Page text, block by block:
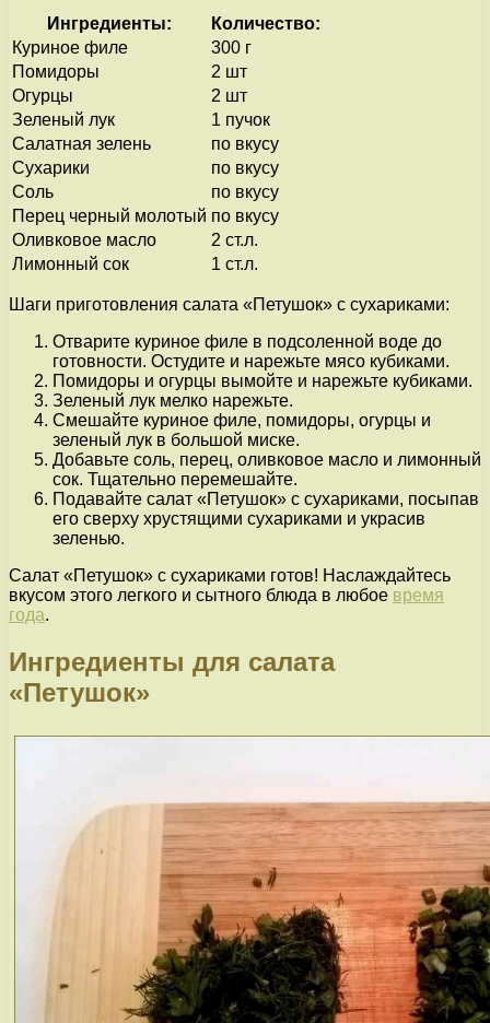
Ингредиенты:
Количество:
Куриное филе
300 г
Помидоры
2 шт
Огурцы
2 шт
Зеленый лук
1 пучок
Салатная зелень
по вкусу
Сухарики
по вкусу
Соль
по вкусу
Перец черный молотый по вкусу
Оливковое масло
2 ст.л.
Лимонный сок
1 ст.л.
Шаги приготовления салата «Петушок» с сухариками:
Отварите куриное филе в подсоленной воде до
готовности. Остудите и нарежьте мясо кубиками.
Помидоры и огурцы вымойте и нарежьте кубиками.
Зеленый лук мелко нарежьте.
Смешайте куриное филе, помидоры, огурцы и
зеленый лук в большой миске.
Добавьте соль, перец, оливковое масло и лимонный
сок. Тщательно перемешайте.
Подавайте салат «Петушок» с сухариками, посыпав
его сверху хрустящими сухариками и украсив
зеленью.
Салат «Петушок» с сухариками готов! Наслаждайтесь
вкусом этого легкого и сытного блюда в любое время
года.
Ингредиенты для салата
«Петушок»